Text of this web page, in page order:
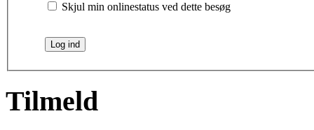
Skjul min onlinestatus ved dette besøg
Tilmeld